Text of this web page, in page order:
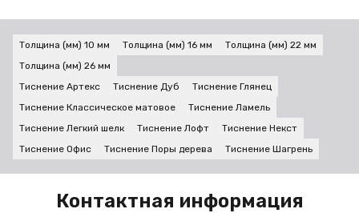
Тиснение Артекс Тиснение Дуб
Тиснение Глянец
Тиснение Классическое матовое
Тиснение Ламель
Тиснение Легкий шелк
Тиснение Лофт
Тиснение Некст
Тиснение Офис
Тиснение Поры дерева Тиснение Шагрень
Толщина (мм) 10 мм Толщина (мм) 16 мм
Толщина (мм) 22 мм
Толщина (мм) 26 мм
Контактная информация